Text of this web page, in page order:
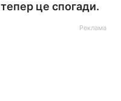
це спогади.
Реклама